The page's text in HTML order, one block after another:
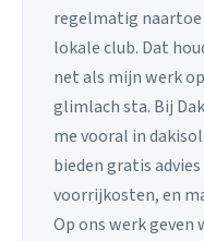
regelmatig naartoe
lokale club. Dat
net als mijn werk
glimlach sta. Bij
me vooral in
bieden gratis
voorrijkosten, en
Op ons werk